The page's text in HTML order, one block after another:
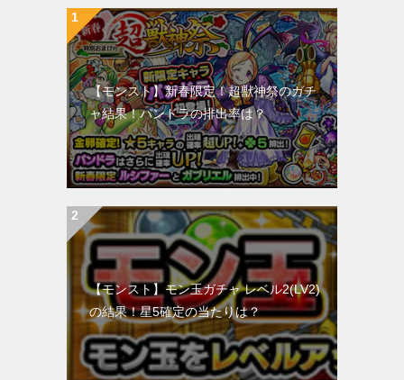
【モンスト】新春限定！超獣神祭のガチ
ャ結果！パンドラの排出率は？
【モンスト】モン玉ガチャ レベル2(LV2)
の結果！星5確定の当たりは？